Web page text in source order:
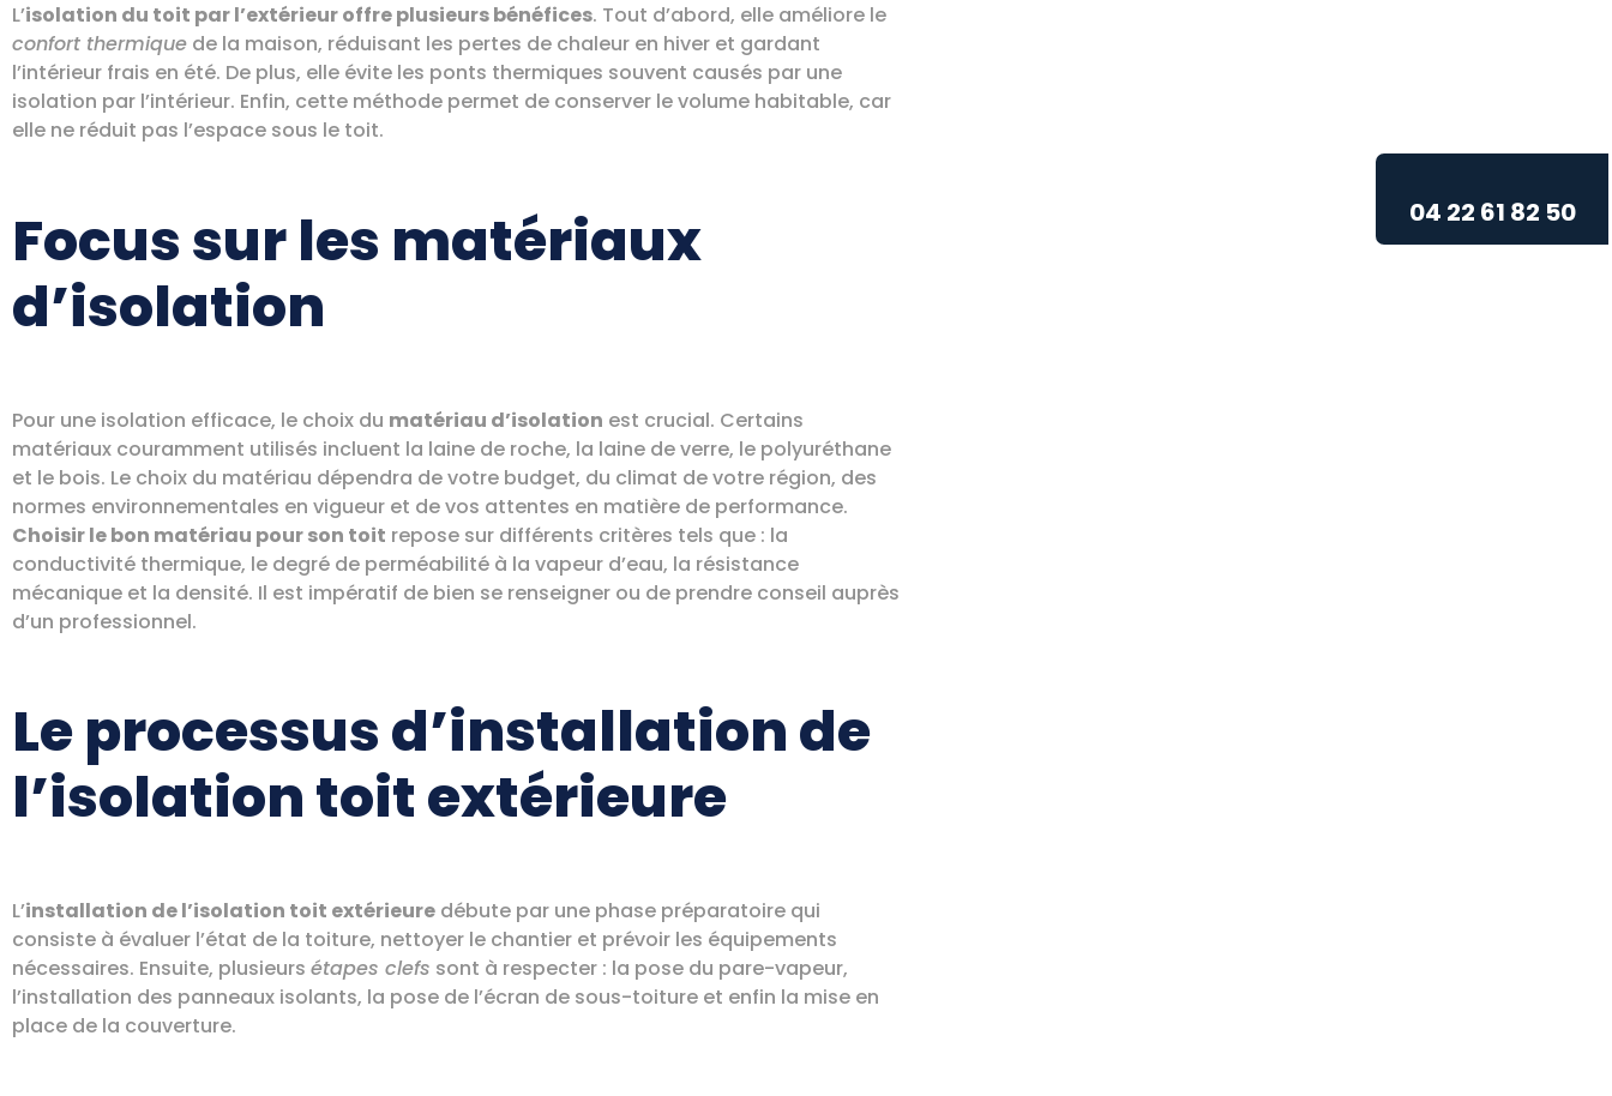
L’isolation du toit par l’extérieur offre plusieurs bénéfices. Tout d’abord, elle améliore le
confort thermique de la maison, réduisant les pertes de chaleur en hiver et gardant
l’intérieur frais en été. De plus, elle évite les ponts thermiques souvent causés par une
isolation par l’intérieur. Enfin, cette méthode permet de conserver le volume habitable, car
elle ne réduit pas l’espace sous le toit.
Focus sur les matériaux
d’isolation
Pour une isolation efficace, le choix du matériau d’isolation est crucial. Certains
matériaux couramment utilisés incluent la laine de roche, la laine de verre, le polyuréthane
et le bois. Le choix du matériau dépendra de votre budget, du climat de votre région, des
normes environnementales en vigueur et de vos attentes en matière de performance.
Choisir le bon matériau pour son toit repose sur différents critères tels que : la
conductivité thermique, le degré de perméabilité à la vapeur d’eau, la résistance
mécanique et la densité. Il est impératif de bien se renseigner ou de prendre conseil auprès
d’un professionnel.
Le processus d’installation de
l’isolation toit extérieure
L’installation de l’isolation toit extérieure débute par une phase préparatoire qui
consiste à évaluer l’état de la toiture, nettoyer le chantier et prévoir les équipements
nécessaires. Ensuite, plusieurs étapes clefs sont à respecter : la pose du pare-vapeur,
l’installation des panneaux isolants, la pose de l’écran de sous-toiture et enfin la mise en
place de la couverture.
04 22 61 82 50